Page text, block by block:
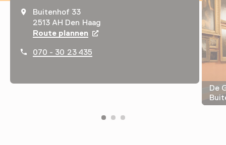
Buitenhof 33
2513 AH Den Haag
Route plannen Opent in een nieuw tabblad
070 - 30 23 435
De